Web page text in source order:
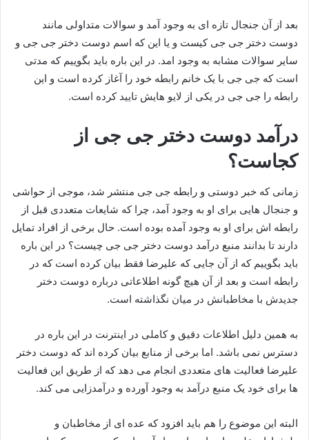
بعد از آن جنجال تازه ای به وجود آمد و سوالات متداولی مانند
دوست دختر جی جی کیست و یا این که اسم دوست دختر جی جی و
سایر سوالات مشابه به وجود امد. در این باره باید بگوییم که مدتی
است که جی جی با یک خانم رابطه خود را آغاز کرده است و این
رابطه را جی جی در یکی از لایو هایش تایید کرده است.
درآمد دوست دختر جی جی از
کجاست؟
زمانی که خبر دوستی و رابطه جی جی منتشر شد، موجی از حواشی
و جنجال‌ هایی برای او به وجود آمد، چرا که شایعات متعددی قبل از
رابطه اش برای او به وجود آمده بوده است. حال برخی از افراد تمایل
دارند تا بدانند منبع درآمد دوست دختر جی جی چیست؟ در این باره
باید بگوییم که از آن جایی که علیرضا فقط بیان کرده است که در
رابطه است و بعد از آن هیچ گونه اطلاعاتی درباره دوست دختر
جدیدش با مخاطبانش در میان نگذاشته است.
به همین دلیل اطلاعات دقیق و کاملی در اینترنت در این باره در
دسترس نمی باشد. اما برخی از منابع بیان کرده اند که دوست دختر
علیرضا فعالیت‌ های متعددی انجام می‌ دهد که از طریق این فعالیت‌
ها برای خود یک منبع درآمد به وجود آورده و درآمدزایی می‌ کند.
البته این موضوع را هم باید افزود که عده‌ ای از مخاطبان و